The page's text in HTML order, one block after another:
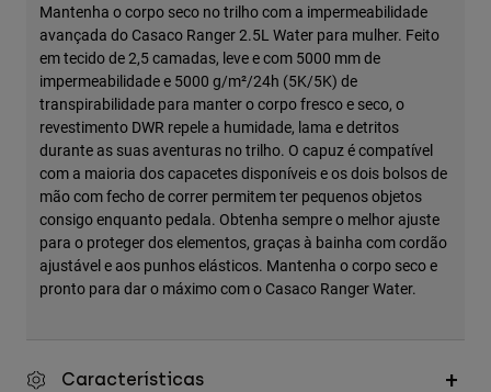
Mantenha o corpo seco no trilho com a impermeabilidade
avançada do Casaco Ranger 2.5L Water para mulher. Feito
em tecido de 2,5 camadas, leve e com 5000 mm de
impermeabilidade e 5000 g/m²/24h (5K/5K) de
transpirabilidade para manter o corpo fresco e seco, o
revestimento DWR repele a humidade, lama e detritos
durante as suas aventuras no trilho. O capuz é compatível
com a maioria dos capacetes disponíveis e os dois bolsos de
mão com fecho de correr permitem ter pequenos objetos
consigo enquanto pedala. Obtenha sempre o melhor ajuste
para o proteger dos elementos, graças à bainha com cordão
ajustável e aos punhos elásticos. Mantenha o corpo seco e
pronto para dar o máximo com o Casaco Ranger Water.
Características